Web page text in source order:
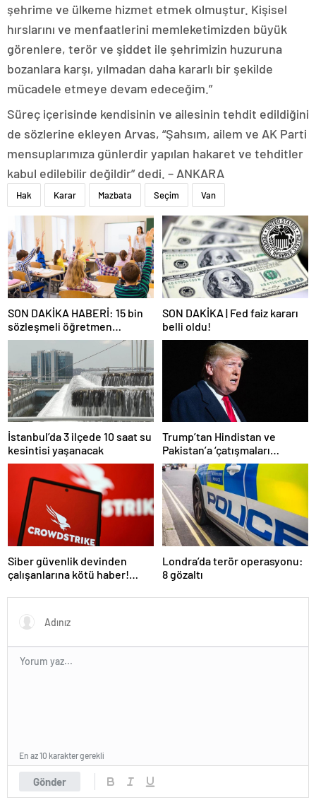
şehrime ve ülkeme hizmet etmek olmuştur. Kişisel
hırslarını ve menfaatlerini memleketimizden büyük
görenlere, terör ve şiddet ile şehrimizin huzuruna
bozanlara karşı, yılmadan daha kararlı bir şekilde
mücadele etmeye devam edeceğim.”
Süreç içerisinde kendisinin ve ailesinin tehdit edildiğini
de sözlerine ekleyen Arvas, “Şahsım, ailem ve AK Parti
mensuplarımıza günlerdir yapılan hakaret ve tehditler
kabul edilebilir değildir” dedi. – ANKARA
Hak Karar Mazbata Seçim Van
SON DAKİKA HABERİ: 15 bin
sözleşmeli öğretmen
atamasında sözlü sınava hak
kazanan adaylar açıklandı
SON DAKİKA | Fed faiz kararı
belli oldu!
İstanbul’da 3 ilçede 10 saat su
kesintisi yaşanacak
Trump’tan Hindistan ve
Pakistan’a ‘çatışmaları
durdurun’ çağrısı
Siber güvenlik devinden
çalışanlarına kötü haber!
Londra’da terör operasyonu:
8 gözaltı
Gönder
En az 10 karakter gerekli